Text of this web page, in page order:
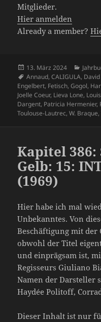
Mitglieder.
Hier anmelden
Already a member?
Veröffentlicht
am
13. März 2024
Schlagwörter
Annaud,CALIGULA,
Engelbert, Fetisch,Gogol,
Joelle Coeur, Lieva Lone,
Dargent, Patricia Hermenier,
Toulouse-Lautrec,W. Braque,
Kapitel
Gelb: 15:
(1969)
Hier habe ich mal
Unbekanntes. Von
Beschäftigung mit der
obwohl der Titel
und einprägsam ist,
Regisseurs Giuliano
Namen der
Haydée Politoff,
Dieser Inhalt ist nur